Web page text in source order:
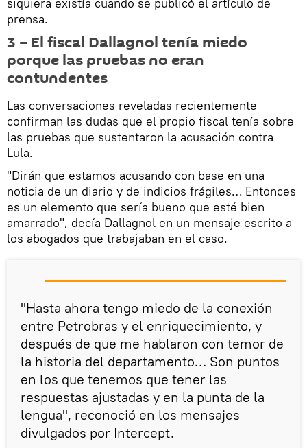
prensa.
3 – El fiscal Dallagnol tenía miedo
porque las pruebas no eran
contundentes
Las conversaciones reveladas recientemente
confirman las dudas que el propio fiscal tenía sobre
las pruebas que sustentaron la acusación contra
Lula.
"Dirán que estamos acusando con base en una
noticia de un diario y de indicios frágiles… Entonces
es un elemento que sería bueno que esté bien
amarrado", decía Dallagnol en un mensaje escrito a
los abogados que trabajaban en el caso.
"Hasta ahora tengo miedo de la conexión
entre Petrobras y el enriquecimiento, y
después de que me hablaron con temor de
la historia del departamento… Son puntos
en los que tenemos que tener las
respuestas ajustadas y en la punta de la
lengua", reconoció en los mensajes
divulgados por Intercept.